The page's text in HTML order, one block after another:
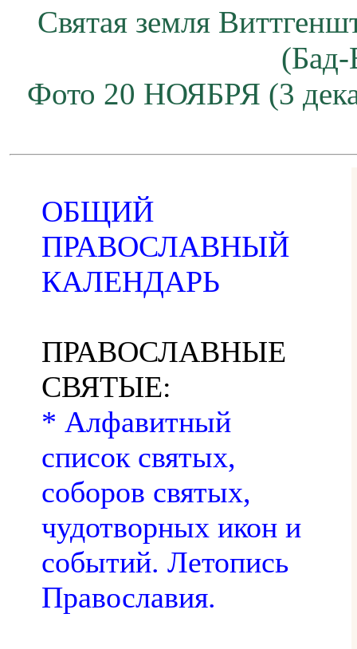
Святая земля
Фото 20 НОЯБРЯ (3
ОБЩИЙ
ПРАВОСЛАВНЫЙ
КАЛЕНДАРЬ
ПРАВОСЛАВНЫЕ
СВЯТЫЕ:
* Алфавитный
список святых,
соборов святых,
чудотворных икон и
событий. Летопись
Православия.